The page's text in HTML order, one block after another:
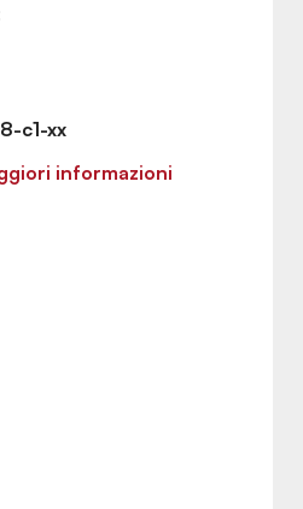
c1-xx
informazioni